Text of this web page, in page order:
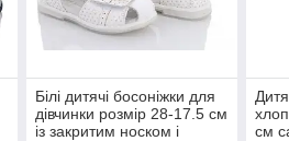
Білі дитячі босоніжки для
дівчинки розмір 28-17.5 см
із закритим носком і
см